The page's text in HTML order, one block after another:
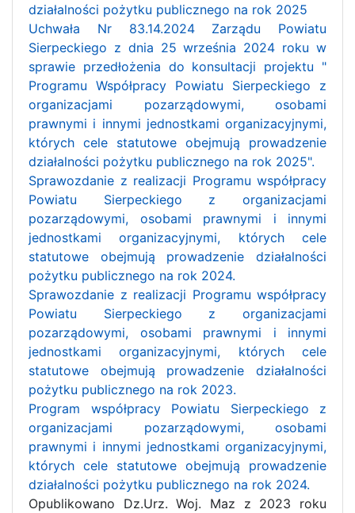
działalności pożytku publicznego na rok 2025
Uchwała Nr 83.14.2024 Zarządu Powiatu
Sierpeckiego z dnia 25 września 2024 roku w
sprawie przedłożenia do konsultacji projektu "
Programu Współpracy Powiatu Sierpeckiego z
organizacjami pozarządowymi, osobami
prawnymi i innymi jednostkami organizacyjnymi,
których cele statutowe obejmują prowadzenie
działalności pożytku publicznego na rok 2025".
Sprawozdanie z realizacji Programu współpracy
Powiatu Sierpeckiego z organizacjami
pozarządowymi, osobami prawnymi i innymi
jednostkami organizacyjnymi, których cele
statutowe obejmują prowadzenie działalności
pożytku publicznego na rok 2024.
Sprawozdanie z realizacji Programu współpracy
Powiatu Sierpeckiego z organizacjami
pozarządowymi, osobami prawnymi i innymi
jednostkami organizacyjnymi, których cele
statutowe obejmują prowadzenie działalności
pożytku publicznego na rok 2023.
Program współpracy Powiatu Sierpeckiego z
organizacjami pozarządowymi, osobami
prawnymi i innymi jednostkami organizacyjnymi,
których cele statutowe obejmują prowadzenie
działalności pożytku publicznego na rok 2024.
Opublikowano Dz.Urz. Woj. Maz z 2023 roku